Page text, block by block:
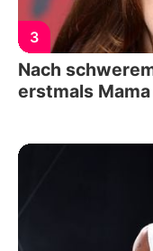
3
Nach
erstmals